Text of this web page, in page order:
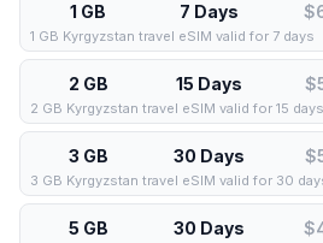
1 GB 7 Days
1 GB Kyrgyzstan travel eSIM valid for 7 days
2 GB 15 Days
2 GB Kyrgyzstan travel eSIM valid for 15 days
3 GB 30 Days
3 GB Kyrgyzstan travel eSIM valid for 30
5 GB 30 Days